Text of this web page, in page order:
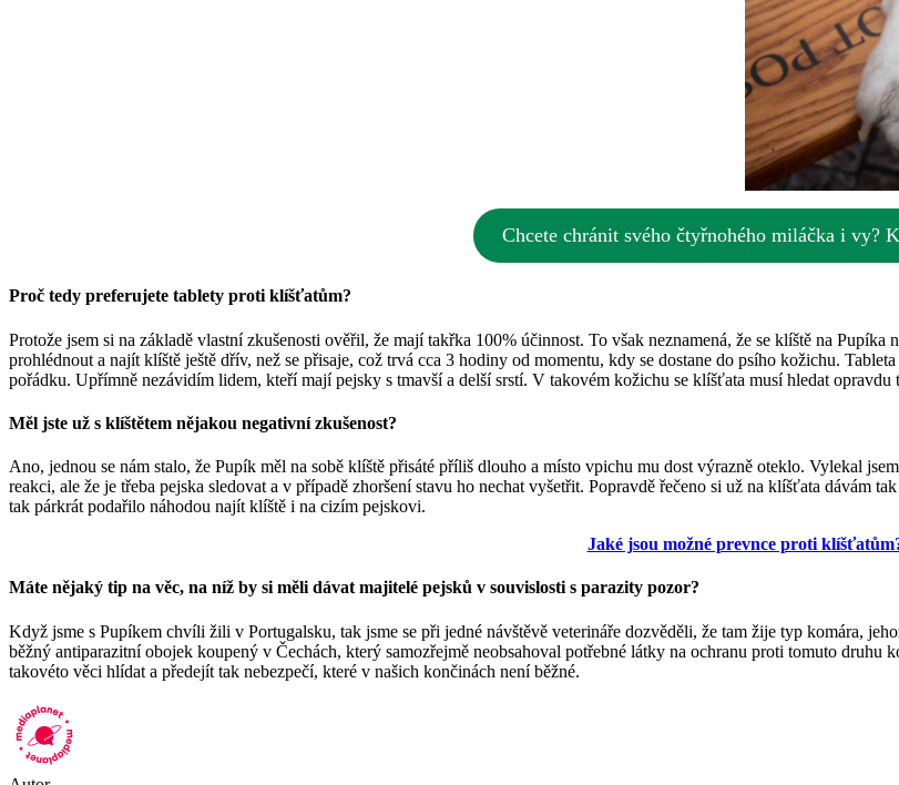
Chcete chránit svého čtyřnohého miláčka i vy?
Proč tedy preferujete tablety proti klíšťatům?
Protože jsem si na základě vlastní zkušenosti ověřil, že mají takřka 100% účinnost. To však neznamená, že se klíště na
prohlédnout a najít klíště ještě dřív, než se přisaje, což trvá cca 3 hodiny od momentu, kdy se dostane do psího kožichu.
pořádku. Upřímně nezávidím lidem, kteří mají pejsky s tmavší a delší srstí. V takovém kožichu se klíšťata musí hledat
Měl jste už s klíštětem nějakou negativní zkušenost?
Ano, jednou se nám stalo, že Pupík měl na sobě klíště přisáté příliš dlouho a místo vpichu mu dost výrazně oteklo. Vylekal
reakci, ale že je třeba pejska sledovat a v případě zhoršení stavu ho nechat vyšetřit. Popravdě řečeno si už na klíšťata dávám
tak párkrát podařilo náhodou najít klíště i na cizím pejskovi.
Jaké jsou možné prevnce proti
Máte nějaký tip na věc, na níž by si měli dávat majitelé pejsků v souvislosti s parazity pozor?
Když jsme s Pupíkem chvíli žili v Portugalsku, tak jsme se při jedné návštěvě veterináře dozvěděli, že tam žije typ komára,
běžný antiparazitní obojek koupený v Čechách, který samozřejmě neobsahoval potřebné látky na ochranu proti tomuto
takovéto věci hlídat a předejít tak nebezpečí, které v našich končinách není běžné.